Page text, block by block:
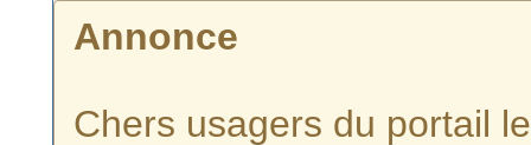
Annonce
Chers usagers du portail